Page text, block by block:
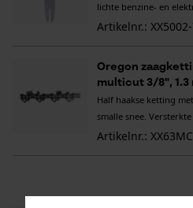
lichte benzine- en
Artikelnr.:
Oregon
multicut 3/8", 1.3
Half haakse ketting
smalle snee.
Artikelnr.: